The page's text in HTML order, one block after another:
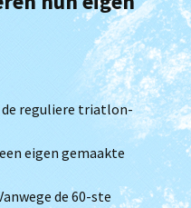
de reguliere triatlon-
eigen gemaakte
de 60-ste